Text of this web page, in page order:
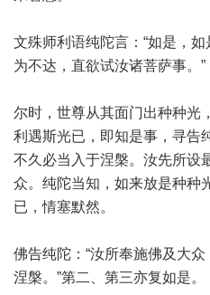
文殊师利语纯陀言：“如是，
为不达，直欲试汝诸菩萨事。”
尔时，世尊从其面门出种种光
利遇斯光已，即知是事，寻告
不久必当入于涅槃。汝先所设
众。纯陀当知，如来放是种种
已，情塞默然。
佛告纯陀：“汝所奉施佛及大
涅槃。”第二、第三亦复如是。